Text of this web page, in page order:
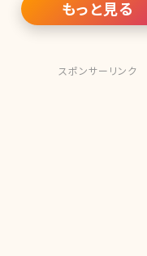
もっと見る
スポンサーリンク